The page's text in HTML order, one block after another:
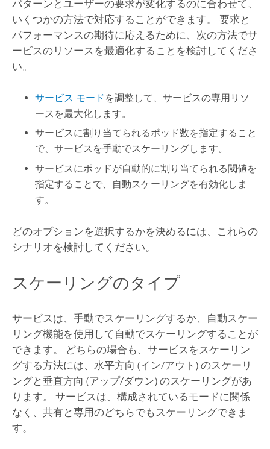
パターンとユーザーの要求が変化するのに合わせて、
いくつかの方法で対応することができます。 要求と
パフォーマンスの期待に応えるために、次の方法でサ
ービスのリソースを最適化することを検討してくださ
い。
サービス モード を調整して、サービスの専用リソ
ースを最大化します。
サービスに割り当てられるポッド数を指定すること
で、サービスを手動でスケーリングします。
サービスにポッドが自動的に割り当てられる閾値を
指定することで、自動スケーリングを有効化しま
す。
どのオプションを選択するかを決めるには、これらの
シナリオを検討してください。
スケーリングのタイプ
サービスは、手動でスケーリングするか、自動スケー
リング機能を使用して自動でスケーリングすることが
できます。 どちらの場合も、サービスをスケーリン
グする方法には、水平方向 (イン/アウト) のスケーリ
ングと垂直方向 (アップ/ダウン) のスケーリングがあ
ります。 サービスは、構成されているモードに関係
なく、共有と専用のどちらでもスケーリングできま
す。